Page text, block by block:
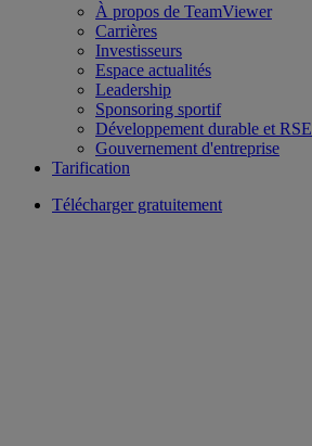
À propos de TeamViewer
Carrières
Investisseurs
Espace actualités
Leadership
Sponsoring sportif
Développement durable et RSE
Gouvernement d'entreprise
Tarification
Télécharger gratuitement